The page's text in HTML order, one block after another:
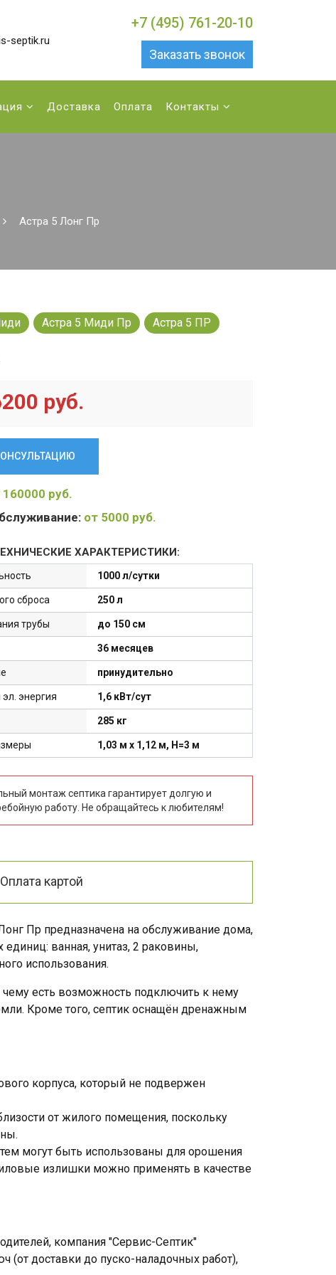
septik.ru
+7 (495) 761-20-10
Заказать звонок
Доставка Оплата Контакты
Астра 5 Лонг Пр
Астра 5 Миди Пр Астра 5 ПР
руб.
160000 руб.
от 5000 руб.
ХАРАКТЕРИСТИКИ:
1000 л/сутки
сброса 250 л
трубы до 150 см
36 месяцев
принудительно
энергия 1,6 кВт/сут
285 кг
1,03 м x 1,12 м, H=3 м
монтаж септика гарантирует долгую и
работу. Не обращайтесь к любителям!
Оплата картой
Пр предназначена на обслуживание дома,
ванная, унитаз, 2 раковины,
использования.
чему есть возможность подключить к нему
Кроме того, септик оснащён дренажным
корпуса, который не подвержен
от жилого помещения, поскольку
могут быть использованы для орошения
иловые излишки можно применять в качестве
компания "Сервис-Септик"
(от доставки до пуско-наладочных работ),